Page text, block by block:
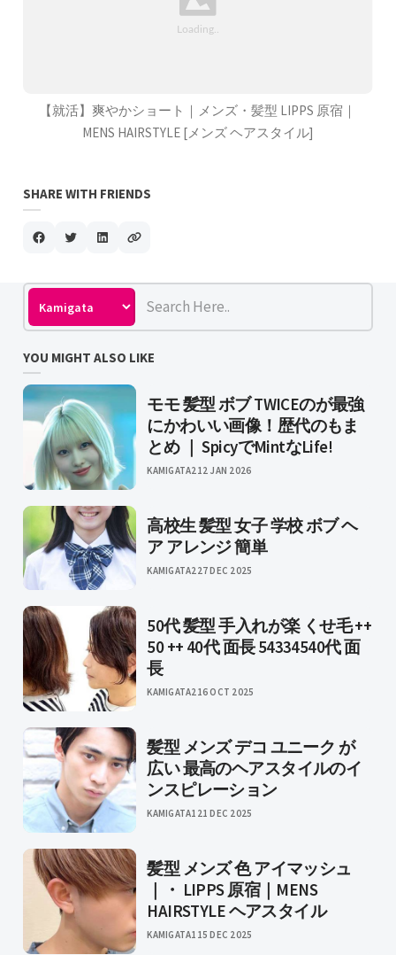
【就活】爽やかショート｜メンズ・髪型 LIPPS 原宿｜
MENS HAIRSTYLE [メンズ ヘアスタイル]
SHARE WITH FRIENDS
YOU MIGHT ALSO LIKE
モモ 髪型 ボブ TWICEのが最強
にかわいい画像！歴代のもま
とめ ｜ SpicyでMintなLife!
KAMIGATA212 JAN 2026
高校生 髪型 女子 学校 ボブ ヘ
ア アレンジ 簡単
KAMIGATA227 DEC 2025
50代 髪型 手入れが楽 くせ毛 ++
50 ++ 40代 面長 54334540代 面
長
KAMIGATA216 OCT 2025
髪型 メンズ デコ ユニーク が
広い 最高のヘアスタイルのイ
ンスピレーション
KAMIGATA1 21 DEC 2025
髪型 メンズ 色 アイマッシュ
｜・ LIPPS 原宿｜MENS
HAIRSTYLE ヘアスタイル
KAMIGATA1 15 DEC 2025